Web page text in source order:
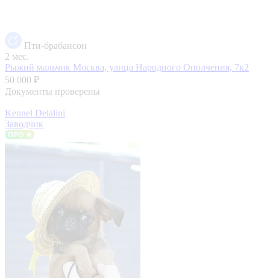
Пти-брабансон
2 мес.
Рыжий мальчик Москва, улица Народного Ополчения, 7к2
50 000 ₽
Документы проверены
Kennel Delalini
Заводчик